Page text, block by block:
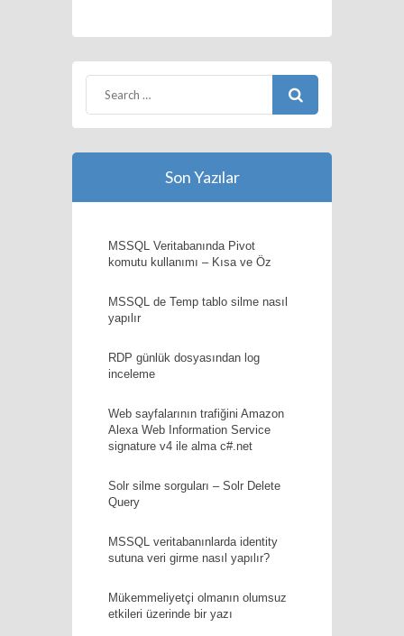
Son Yazılar
MSSQL Veritabanında Pivot
komutu kullanımı – Kısa ve Öz
MSSQL de Temp tablo silme nasıl
yapılır
RDP günlük dosyasından log
inceleme
Web sayfalarının trafiğini Amazon
Alexa Web Information Service
signature v4 ile alma c#.net
Solr silme sorguları – Solr Delete
Query
MSSQL veritabanınlarda identity
sutuna veri girme nasıl yapılır?
Mükemmeliyetçi olmanın olumsuz
etkileri üzerinde bir yazı